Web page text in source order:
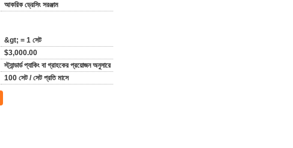
আকরিক ড্রেসিং সরঞ্জাম
&gt; = 1 সেট
$3,000.00
স্ট্যান্ডার্ড প্যাকিং বা গ্রাহকের প্রয়োজন অনুসারে
100 সেট / সেট প্রতি মাসে